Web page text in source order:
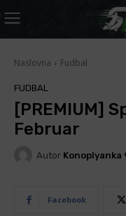
Naslovna Fudbal
FUDBAL
[PREMIUM]
Februar
Autor Konoplyanka
Facebook